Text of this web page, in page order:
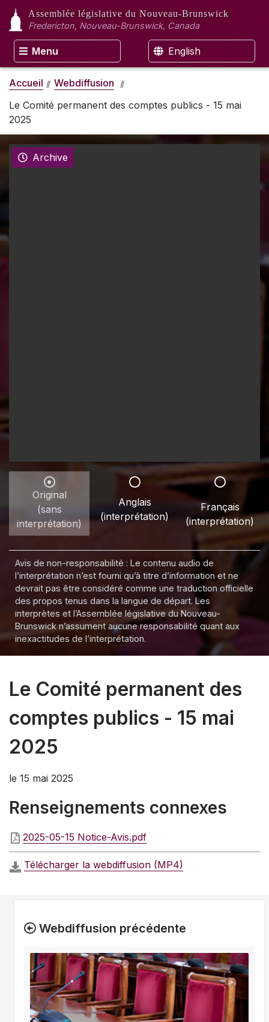
Assemblée législative du Nouveau-Brunswick
Fredericton, Nouveau-Brunswick, Canada
Menu English
Accueil
Webdiffusion
Le Comité permanent des comptes publics - 15 mai
2025
Archive
Original
(sans
interprétation)
Anglais
(interprétation)
Français
(interprétation)
Avis de non-responsabilité : Le contenu audio de
l’interprétation n’est fourni qu’à titre d’information et ne
devrait pas être considéré comme une traduction officielle
des propos tenus dans la langue de départ. Les
interprètes et l’Assemblée législative du Nouveau-
Brunswick n’assument aucune responsabilité quant aux
inexactitudes de l’interprétation.
Le Comité permanent des
comptes publics - 15 mai
2025
le 15 mai 2025
Renseignements connexes
2025-05-15 Notice-Avis.pdf
Télécharger la webdiffusion (MP4)
Webdiffusion précédente